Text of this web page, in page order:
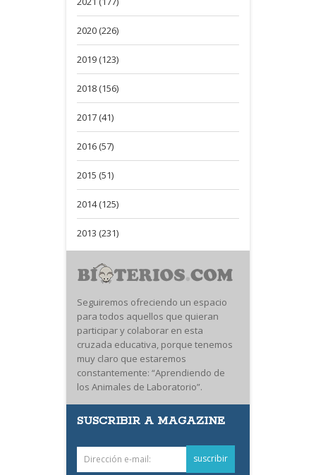
2020 (226)
2019 (123)
2018 (156)
2017 (41)
2016 (57)
2015 (51)
2014 (125)
2013 (231)
Seguiremos ofreciendo un espacio
para todos aquellos que quieran
participar y colaborar en esta
cruzada educativa, porque tenemos
muy claro que estaremos
constantemente: “Aprendiendo de
los Animales de Laboratorio”.
SUSCRIBIR A MAGAZINE